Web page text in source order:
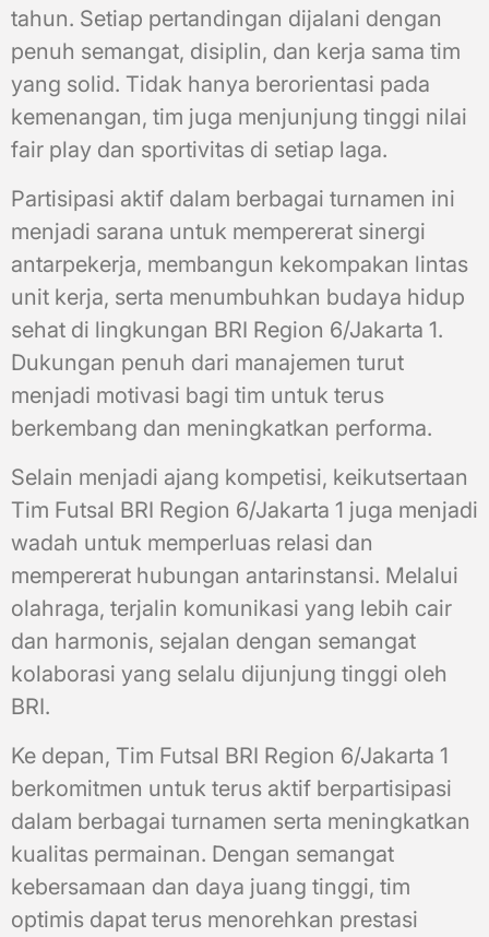
tahun. Setiap pertandingan dijalani dengan
penuh semangat, disiplin, dan kerja sama tim
yang solid. Tidak hanya berorientasi pada
kemenangan, tim juga menjunjung tinggi nilai
fair play dan sportivitas di setiap laga.
Partisipasi aktif dalam berbagai turnamen ini
menjadi sarana untuk mempererat sinergi
antarpekerja, membangun kekompakan lintas
unit kerja, serta menumbuhkan budaya hidup
sehat di lingkungan BRI Region 6/Jakarta 1.
Dukungan penuh dari manajemen turut
menjadi motivasi bagi tim untuk terus
berkembang dan meningkatkan performa.
Selain menjadi ajang kompetisi, keikutsertaan
Tim Futsal BRI Region 6/Jakarta 1 juga menjadi
wadah untuk memperluas relasi dan
mempererat hubungan antarinstansi. Melalui
olahraga, terjalin komunikasi yang lebih cair
dan harmonis, sejalan dengan semangat
kolaborasi yang selalu dijunjung tinggi oleh
BRI.
Ke depan, Tim Futsal BRI Region 6/Jakarta 1
berkomitmen untuk terus aktif berpartisipasi
dalam berbagai turnamen serta meningkatkan
kualitas permainan. Dengan semangat
kebersamaan dan daya juang tinggi, tim
optimis dapat terus menorehkan prestasi